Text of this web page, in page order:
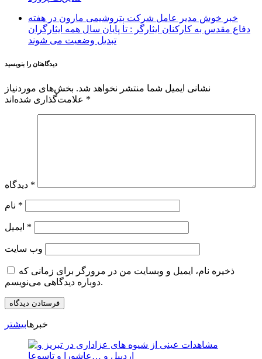
خبر خوش مدیر عامل شرکت پتروشیمی مارون در هفته
دفاع مقدس به کارکنان ایثارگر : تا پایان سال همه ایثارگران
تبدیل وضعیت می شوند
دیدگاهتان را بنویسید
نشانی ایمیل شما منتشر نخواهد شد. بخش‌های موردنیاز
*
*
*
*
وب‌ سایت
ذخیره نام، ایمیل و وبسایت من در مرورگر برای زمانی که
دوباره دیدگاهی می‌نویسم.
خبرهابیشتر